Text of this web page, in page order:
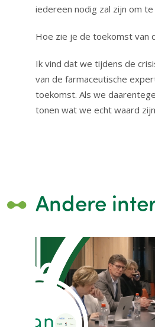
iedereen nodig zal zijn om te
Hoe zie je de toekomst van
Ik vind dat we tijdens de
van de farmaceutische
toekomst. Als we
tonen wat we echt waard
Andere
Image